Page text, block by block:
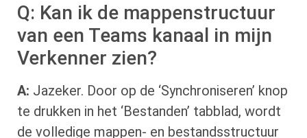
Q: Kan ik de mappenstructuur
van een Teams kanaal in mijn
Verkenner zien?
A: Jazeker. Door op de ‘Synchroniseren’ knop
te drukken in het ‘Bestanden’ tabblad, wordt
de volledige mappen- en bestandsstructuur